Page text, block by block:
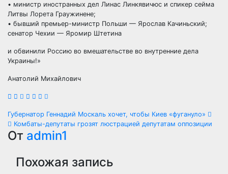
• министр иностранных дел Линас Линкявичюс и спикер сейма
Литвы Лорета Граужинене;
• бывший премьер-министр Польши — Ярослав Качиньский;
сенатор Чехии — Яромир Штетина
и обвинили Россию во вмешательстве во внутренние дела
Украины!»
Анатолий Михайлович
Навигация
по
записям
Губернатор Геннадий Москаль хочет, чтобы Киев «фугануло»
Комбаты-депутаты грозят люстрацией депутатам оппозиции
От admin1
Похожая запись